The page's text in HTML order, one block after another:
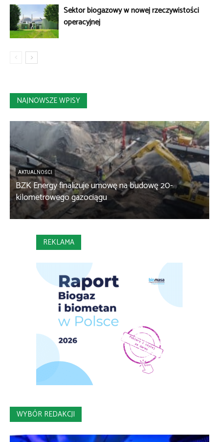
Sektor biogazowy w nowej rzeczywistości
operacyjnej
NAJNOWSZE WPISY
AKTUALNOŚCI
BZK Energy finalizuje umowę na budowę 20-
kilometrowego gazociągu
REKLAMA
WYBÓR REDAKCJI